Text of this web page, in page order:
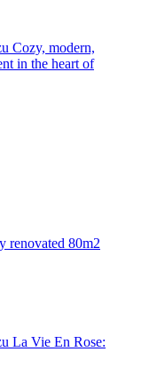
Cozy, modern,
in the heart of
renovated 80m2
La Vie En Rose: